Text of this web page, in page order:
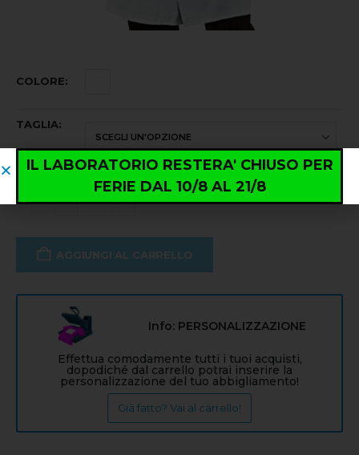
COLORE
TAGLIA
AGGIUNGI AL CARRELLO
Info: PERSONALIZZAZIONE
Effettua comodamente tutti i tuoi acquisti,
dopodiché dal carrello potrai inserire la
personalizzazione del tuo abbigliamento!
Già fatto? Vai al carrello!
IL LABORATORIO RESTERA' CHIUSO PER
FERIE DAL 10/8 AL 21/8